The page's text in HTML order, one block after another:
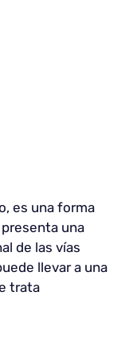
es una forma
una
de las vías
llevar a una
trata